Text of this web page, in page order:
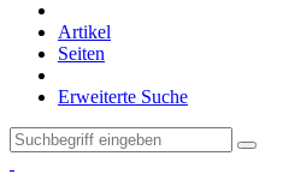
Artikel
Seiten
Erweiterte Suche